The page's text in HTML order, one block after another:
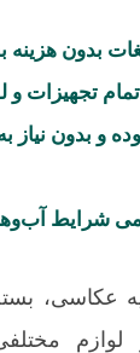
بدون
تجهیزات و
و بدون نیاز
شرایط
عکاسی،
لوازم